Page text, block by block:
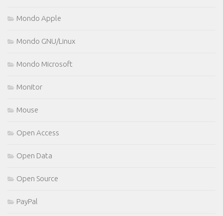
Mondo Apple
Mondo GNU/Linux
Mondo Microsoft
Monitor
Mouse
Open Access
Open Data
Open Source
PayPal